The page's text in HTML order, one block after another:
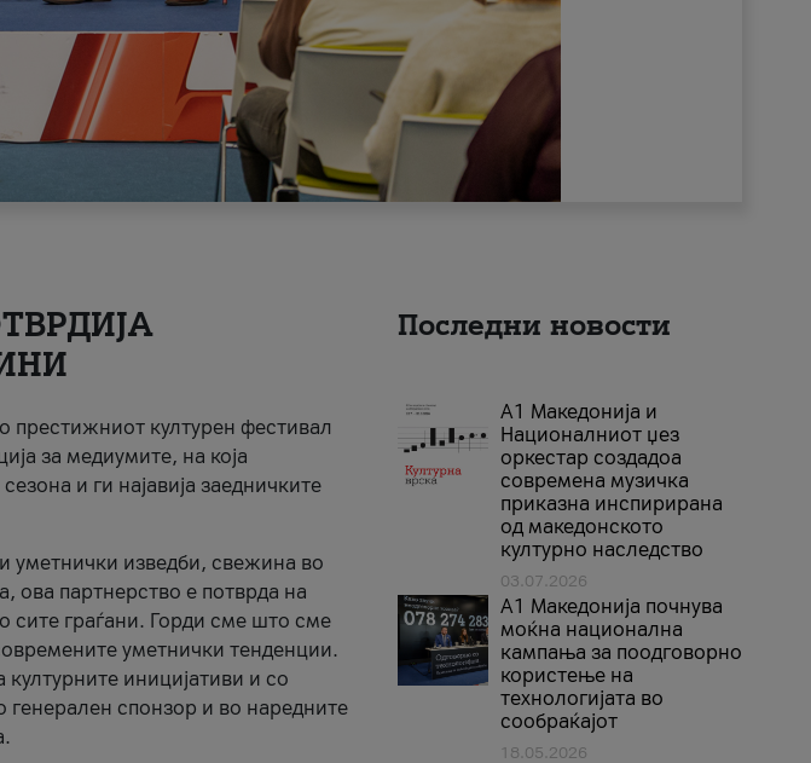
престижниот културен фестивал
за медиумите, на која
и ги најавија заедничките
уметнички изведби, свежина во
ова партнерство е потврда на
сите граѓани. Горди сме што сме
уметнички тенденции.
иницијативи и со
генерален спонзор и во наредните
Последни новости
А1 Македонија и
Националниот џез
оркестар создадоа
современа музичка
приказна инспирирана
од македонското
културно наследство
03.07.2026
A1 Македонија почнува
моќна национална
кампања за поодговорно
користење на
технологијата во
сообраќајот
18.05.2026